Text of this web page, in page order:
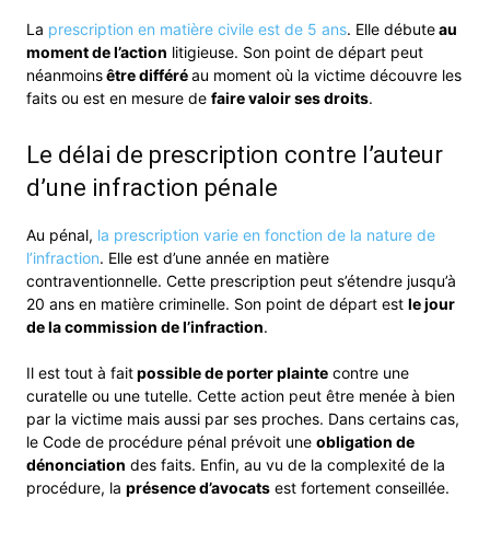
La prescription en matière civile est de 5 ans. Elle débuteau
moment de l’action litigieuse. Son point de départ peut
néanmoinsêtre différéau moment où la victime découvre les
faits ou est en mesure de faire valoir ses droits.
Le délai de prescription contre l’auteur
d’une infraction pénale
Au pénal, la prescription varie en fonction de la nature de
l’infraction. Elle est d’une année en matière
contraventionnelle. Cette prescription peut s’étendre jusqu’à
20 ans en matière criminelle. Son point de départ est le jour
de la commission de l’infraction.
Il est tout à faitpossible de porter plainte contre une
curatelle ou une tutelle. Cette action peut être menée à bien
par la victime mais aussi par ses proches. Dans certains cas,
le Code de procédure pénal prévoit une obligation de
dénonciation des faits. Enfin, au vu de la complexité de la
procédure, la présence d’avocats est fortement conseillée.